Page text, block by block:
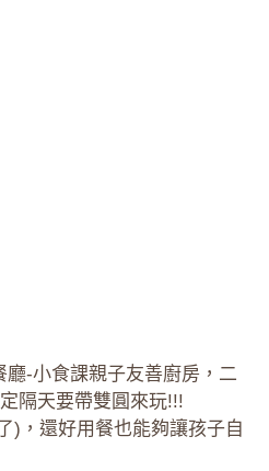
-小食課親子友善廚房，二
隔天要帶雙圓來玩!!!
)，還好用餐也能夠讓孩子自